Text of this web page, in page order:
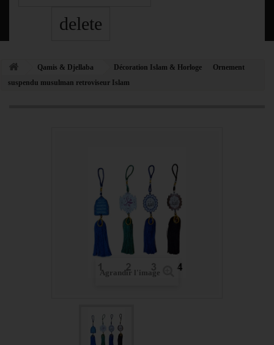
delete
Qamis & Djellaba Décoration Islam & Horloge
Ornement
suspendu musulman retroviseur Islam
Agrandir l'image